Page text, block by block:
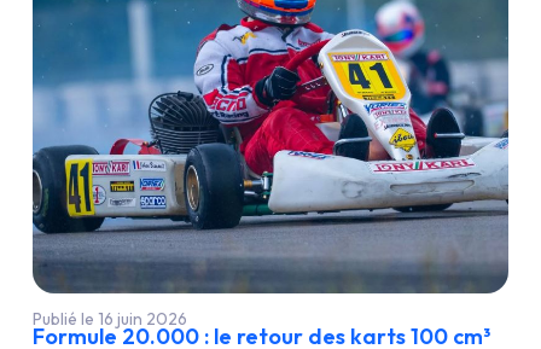
Publié le 16 juin 2026
Formule 20.000 : le retour des karts 100 cm³